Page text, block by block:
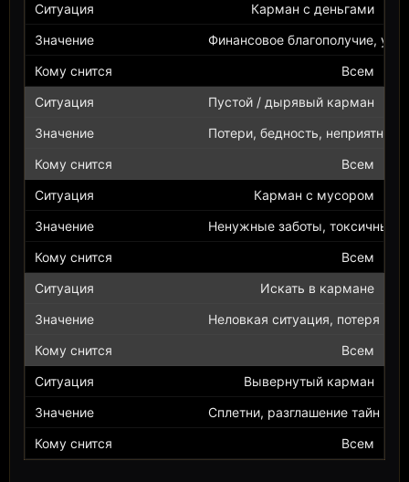
Карман с деньгами
Финансовое благополучие,
Всем
Пустой / дырявый карман
Потери, бедность,
Всем
Карман с мусором
Ненужные заботы, токсичные
Всем
Искать в кармане
Неловкая ситуация, потеря
Всем
Вывернутый карман
Сплетни, разглашение тайн
Всем